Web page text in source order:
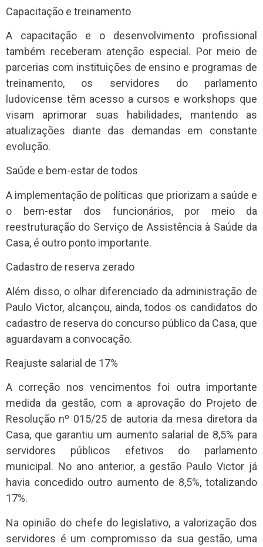
Capacitação e treinamento
A capacitação e o desenvolvimento profissional
também receberam atenção especial. Por meio de
parcerias com instituições de ensino e programas de
treinamento, os servidores do parlamento
ludovicense têm acesso a cursos e workshops que
visam aprimorar suas habilidades, mantendo as
atualizações diante das demandas em constante
evolução.
Saúde e bem-estar de todos
A implementação de políticas que priorizam a saúde e
o bem-estar dos funcionários, por meio da
reestruturação do Serviço de Assistência à Saúde da
Casa, é outro ponto importante.
Cadastro de reserva zerado
Além disso, o olhar diferenciado da administração de
Paulo Victor, alcançou, ainda, todos os candidatos do
cadastro de reserva do concurso público da Casa, que
aguardavam a convocação.
Reajuste salarial de 17%
A correção nos vencimentos foi outra importante
medida da gestão, com a aprovação do Projeto de
Resolução nº 015/25 de autoria da mesa diretora da
Casa, que garantiu um aumento salarial de 8,5% para
servidores públicos efetivos do parlamento
municipal. No ano anterior, a gestão Paulo Victor já
havia concedido outro aumento de 8,5%, totalizando
17%.
Na opinião do chefe do legislativo, a valorização dos
servidores é um compromisso da sua gestão, uma